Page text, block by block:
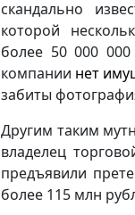
скандально
которой
более 50 000
компании нет
забиты
Другим таким
владелец
предъявили
более 115 млн